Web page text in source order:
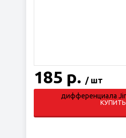
185 р. / шт
КУПИТЬ